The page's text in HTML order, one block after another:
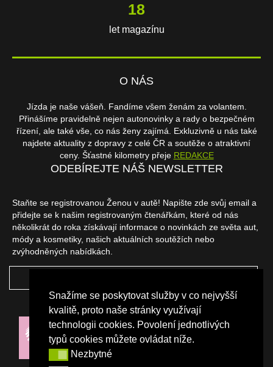
Snažíme se poskytovat služby v co nejvyšší
kvalitě, proto naše stránky využívají
technologii cookies. Povolení jednotlivých
typů cookies můžete ovládat níže.
NezbytnéNezbytné
18
let magazínu
O NÁS
Jízda je naše vášeň. Fandíme všem ženám za volantem.
Přinášíme pravidelně nejen autonovinky a rady o bezpečném
řízení, ale také vše, co nás ženy zajímá. Exkluzivně u nás také
najdete aktuality z dopravy z celé ČR a soutěže o atraktivní
ceny. Šťastné kilometry přeje REDAKCE
ODEBÍREJTE NÁŠ NEWSLETTER
Staňte se registrovanou Ženou v autě! Napište zde svůj email a
přidejte se k našim registrovaným čtenářkám, které od nás
několikrát do roka získávají informace o novinkách ze světa aut,
módy a kosmetiky, našich aktuálních soutěžích nebo
zvýhodněných nabídkách.
NAŠI PARTNEŘI